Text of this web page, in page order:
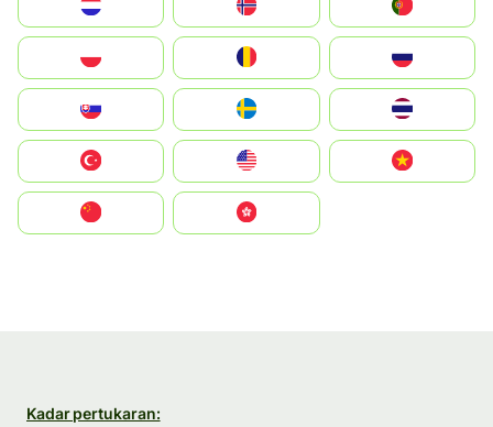
United States
中國香港特別行政區
Kadar pertukaran: